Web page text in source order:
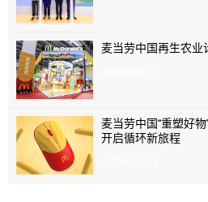
麦当劳中国再生农业
麦当劳中国“重塑好
开启循环新旅程